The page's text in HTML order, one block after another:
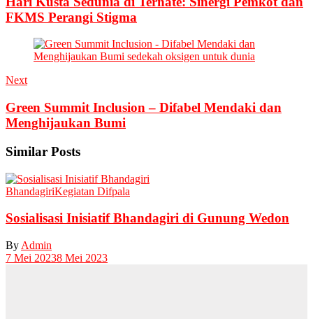
FKMS Perangi Stigma
Next
Green Summit Inclusion – Difabel Mendaki dan
Menghijaukan Bumi
Similar Posts
BhandagiriKegiatan Difpala
Sosialisasi Inisiatif Bhandagiri di Gunung Wedon
By Admin
7 Mei 20238 Mei 2023